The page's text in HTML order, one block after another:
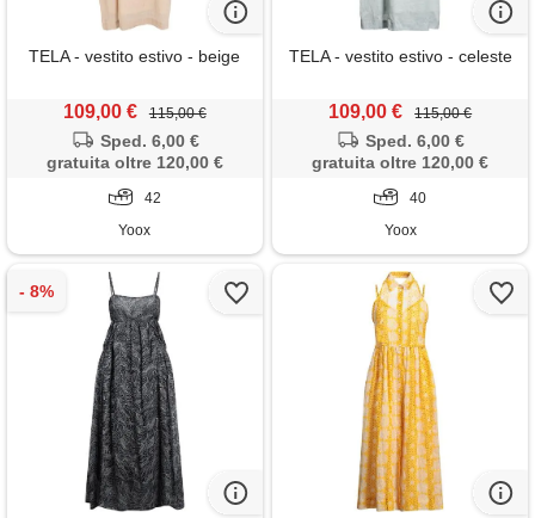
TELA - vestito estivo - beige
109,00 € 115,00 €
Sped. 6,00 €
gratuita oltre 120,00 €
42
Yoox
TELA - vestito estivo - celeste
109,00 € 115,00 €
Sped. 6,00 €
gratuita oltre 120,00 €
40
Yoox